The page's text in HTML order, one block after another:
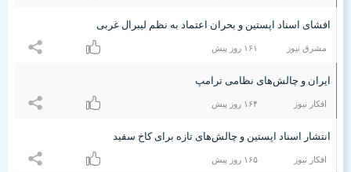
افشای اسناد اپستین و بحران اعتماد به نظم لیبرال غربی
مشرق نیوز ۱۶۱ روز پیش
ایران و چالش‌های نظامی ترامپ
افکار نیوز ۱۶۴ روز پیش
انتشار اسناد اپستین و چالش‌های تازه برای کاخ سفید
افکار نیوز ۱۶۵ روز پیش